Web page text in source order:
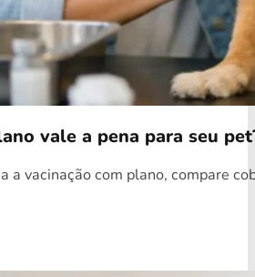
vale a pena para seu
a vacinação com plano, compare